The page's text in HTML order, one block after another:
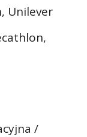
Unilever
/